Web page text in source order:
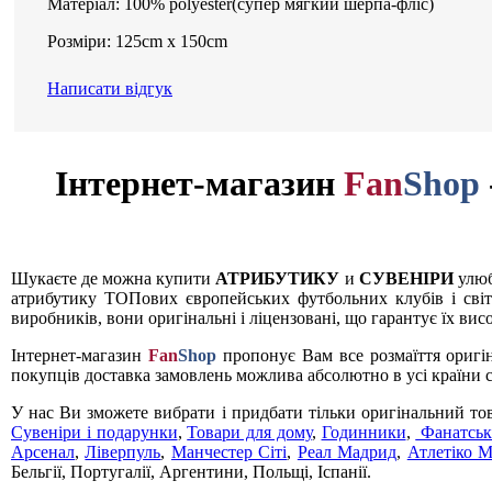
Матеріал: 100% polyester(супер мягкий шерпа-фліс)
Розміри: 125cm x 150cm
Написати відгук
Інтернет-магазин FanShop
Шукаєте де можна купити АТРИБУТИКУ и СУВЕНІРИ
атрибутику ТОПових європейських футбольних клубів і
виробників, вони оригінальні і ліцензовані, що гарантує їх
Інтернет-магазин FanShopпропонує Вам все розмаїття
покупців доставка замовлень можлива абсолютно в усі країни
У нас Ви зможете вибрати і придбати тільки оригінальний
Сувеніри і подарунки,Товари для дому, Годинники,
Арсенал,Ліверпуль, Манчестер Сіті, Реал Мадрид, Атлетіко
Бельгії, Португалії, Аргентини, Польщі, Іспанії.